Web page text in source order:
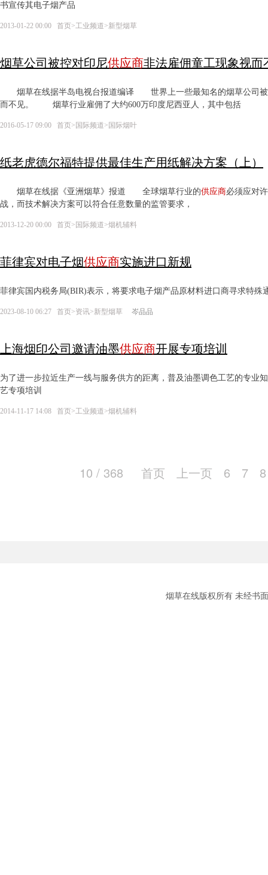
书宣传其电子烟产品
2013-01-22 00:00 首页>工业频道>新型烟草
烟草公司被控对印尼供应商非法雇佣童工现象视而
烟草在线据半岛电视台报道编译 世界上一些最知名的烟草公司被
而不见。 烟草行业雇佣了大约600万印度尼西亚人，其中包括
2016-05-17 09:00 首页> 国际频道> 国际烟叶
纸老虎德尔福特提供最佳生产用纸解决方案（上）
烟草在线据《亚洲烟草》报道 全球烟草行业的供应商必须应对
战，而技术解决方案可以符合任意数量的监管要求，
2013-12-20 00:00 首页> 国际频道>烟机辅料
菲律宾对电子烟供应商实施进口新规
菲律宾国内税务局(BIR)表示，将要求电子烟产品原材料进口商寻求特殊
2023-08-10 06:27 首页>资讯>新型烟草 岑品品
上海烟印公司邀请油墨供应商开展专项培训
为了进一步拉近生产一线与服务供方的距离，普及油墨调色工艺的专业
艺专项培训
2014-11-17 14:08 首页>工业频道>烟机辅料
10 / 368 首页 上一页 6 7 8
烟草在线版权所有 未经书